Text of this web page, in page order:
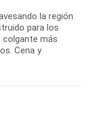
la región
para los
colgante más
Cena y